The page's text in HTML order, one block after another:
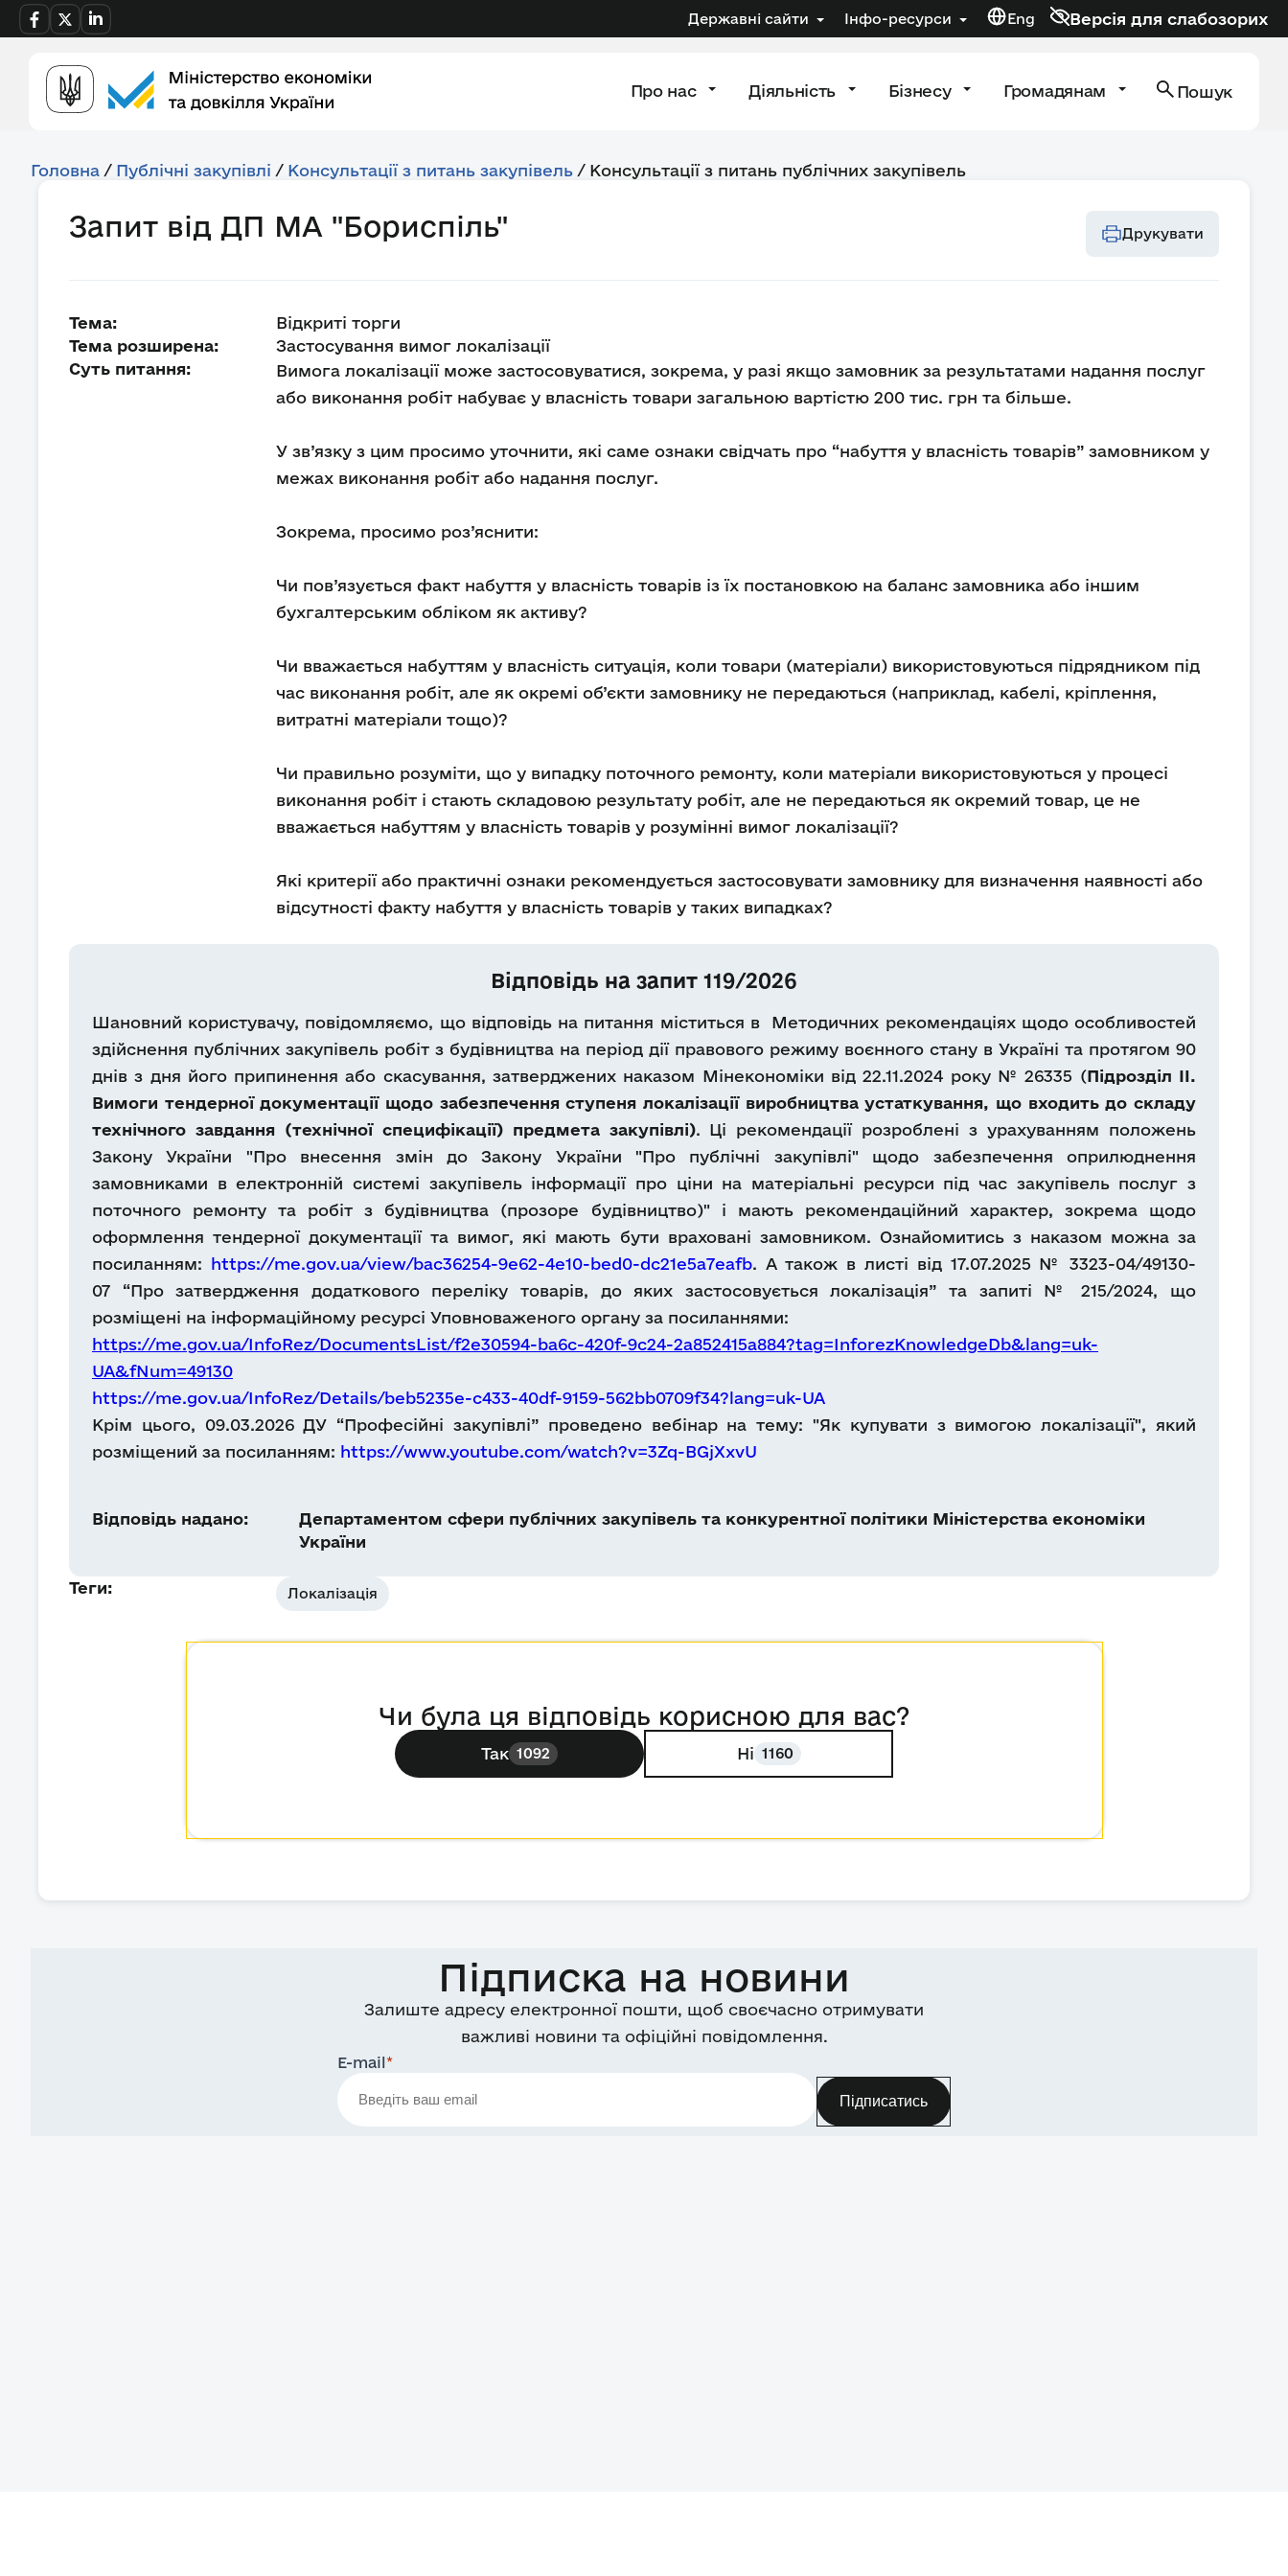
Державні сайти Інфо-ресурси Eng Версія для слабозорих
Про нас Діяльність Бізнесу Громадянам Пошук
Головна / Публічні закупівлі / Консультації з питань закупівель / Консультації з питань публічних закупівель
Запит від ДП МА "Бориспіль" Друкувати
Тема:
Відкриті торги
Тема розширена:
Застосування вимог локалізації
Суть питання:
Вимога локалізації може застосовуватися, зокрема, у разі якщо замовник за результатами надання послуг
або виконання робіт набуває у власність товари загальною вартістю 200 тис. грн та більше.
У зв’язку з цим просимо уточнити, які саме ознаки свідчать про “набуття у власність товарів” замовником у
межах виконання робіт або надання послуг.
Зокрема, просимо роз’яснити:
Чи пов’язується факт набуття у власність товарів із їх постановкою на баланс замовника або іншим
бухгалтерським обліком як активу?
Чи вважається набуттям у власність ситуація, коли товари (матеріали) використовуються підрядником під
час виконання робіт, але як окремі об’єкти замовнику не передаються (наприклад, кабелі, кріплення,
витратні матеріали тощо)?
Чи правильно розуміти, що у випадку поточного ремонту, коли матеріали використовуються у процесі
виконання робіт і стають складовою результату робіт, але не передаються як окремий товар, це не
вважається набуттям у власність товарів у розумінні вимог локалізації?
Які критерії або практичні ознаки рекомендується застосовувати замовнику для визначення наявності або
відсутності факту набуття у власність товарів у таких випадках?
Відповідь на запит 119/2026
Шановний користувачу, повідомляємо, що відповідь на питання міститься в Методичних рекомендаціях щодо особливостей
здійснення публічних закупівель робіт з будівництва на період дії правового режиму воєнного стану в Україні та протягом 90
днів з дня його припинення або скасування, затверджених наказом Мінекономіки від 22.11.2024 року № 26335 (Підрозділ II.
Вимоги тендерної документації щодо забезпечення ступеня локалізації виробництва устаткування, що входить до складу
технічного завдання (технічної специфікації) предмета закупівлі). Ці рекомендації розроблені з урахуванням положень
Закону України "Про внесення змін до Закону України "Про публічні закупівлі" щодо забезпечення оприлюднення
замовниками в електронній системі закупівель інформації про ціни на матеріальні ресурси під час закупівель послуг з
поточного ремонту та робіт з будівництва (прозоре будівництво)" і мають рекомендаційний характер, зокрема щодо
оформлення тендерної документації та вимог, які мають бути враховані замовником. Ознайомитись з наказом можна за
посиланням: https://me.gov.ua/view/bac36254-9e62-4e10-bed0-dc21e5a7eafb. А також в листі від 17.07.2025 № 3323-04/49130-
07 “Про затвердження додаткового переліку товарів, до яких застосовується локалізація”
та запиті № 215/2024, що
розміщені на інформаційному ресурсі Уповноваженого органу за посиланнями:
https://me.gov.ua/InfoRez/DocumentsList/f2e30594-ba6c-420f-9c24-2a852415a884?tag=InforezKnowledgeDb&lang=uk-
UA&fNum=49130
https://me.gov.ua/InfoRez/Details/beb5235e-c433-40df-9159-562bb0709f34?lang=uk-UA
Крім цього, 09.03.2026 ДУ “Професійні закупівлі” проведено вебінар на тему: "Як купувати з вимогою локалізації", який
розміщений за посиланням: https://www.youtube.com/watch?v=3Zq-BGjXxvU
Відповідь надано:
Департаментом сфери публічних закупівель та конкурентної політики Міністерства економіки
України
Теги: Локалізація
Чи була ця відповідь корисною для вас?
Так 1092 Ні 1160
Підписка на новини
Залиште адресу електронної пошти, щоб своєчасно отримувати
важливі новини та офіційні повідомлення.
E-mail*
Підписатись